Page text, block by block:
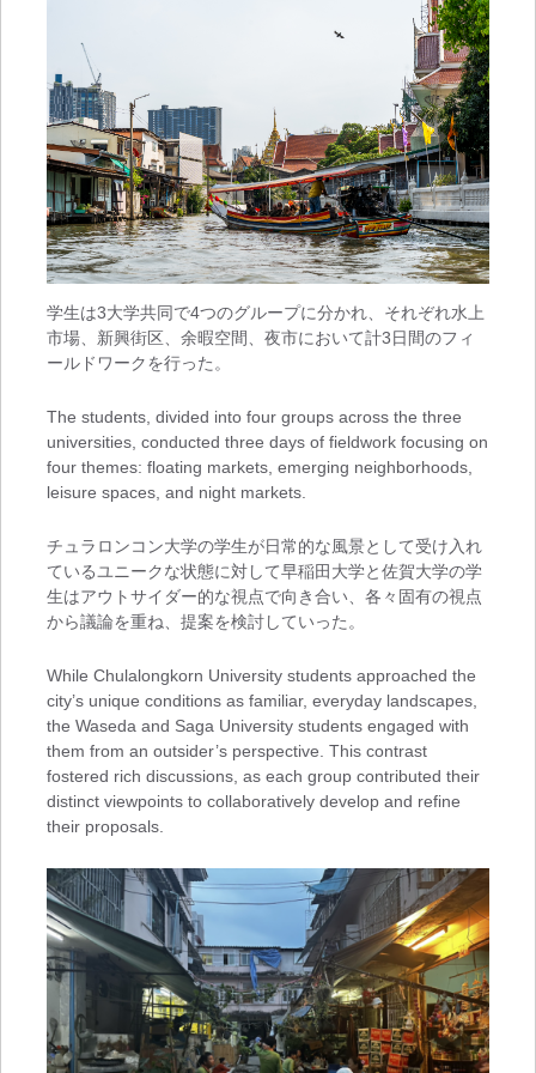
学生は3大学共同で4つのグループに分かれ、それぞれ水上
市場、新興街区、余暇空間、夜市において計3日間のフィ
ールドワークを行った。
The students, divided into four groups across the three
universities, conducted three days of fieldwork focusing on
four themes: floating markets, emerging neighborhoods,
leisure spaces, and night markets.
チュラロンコン大学の学生が日常的な風景として受け入れ
ているユニークな状態に対して早稲田大学と佐賀大学の学
生はアウトサイダー的な視点で向き合い、各々固有の視点
から議論を重ね、提案を検討していった。
While Chulalongkorn University students approached the
city’s unique conditions as familiar, everyday landscapes,
the Waseda and Saga University students engaged with
them from an outsider’s perspective. This contrast
fostered rich discussions, as each group contributed their
distinct viewpoints to collaboratively develop and refine
their proposals.